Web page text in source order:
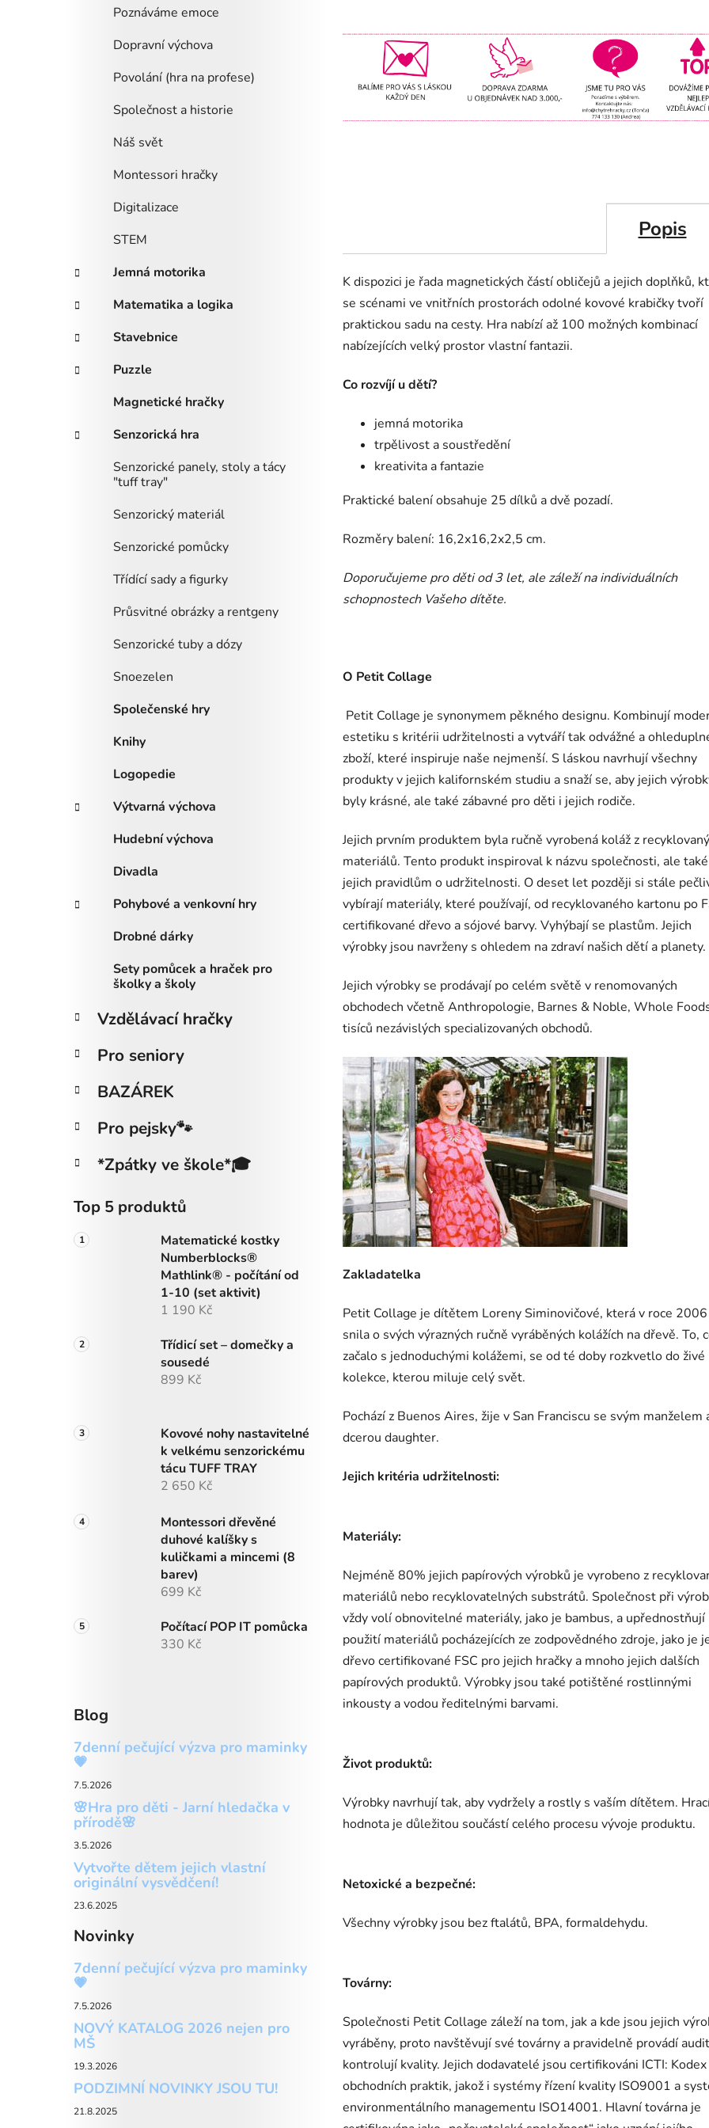
Poznáváme emoce
Dopravní výchova
Povolání (hra na profese)
Společnost a historie
Náš svět
Montessori hračky
Digitalizace
STEM
Jemná motorika
Matematika a logika
Stavebnice
Puzzle
Magnetické hračky
Senzorická hra
Senzorické panely, stoly a tácy
"tuff tray"
Senzorický materiál
Senzorické pomůcky
Třídící sady a figurky
Průsvitné obrázky a rentgeny
Senzorické tuby a dózy
Snoezelen
Společenské hry
Knihy
Logopedie
Výtvarná výchova
Hudební výchova
Divadla
Pohybové a venkovní hry
Drobné dárky
Sety pomůcek a hraček pro
školky a školy
Vzdělávací hračky
Pro seniory
BAZÁREK
Pro pejsky🐾
*Zpátky ve škole*🎓
Top 5 produktů
Matematické kostky
Numberblocks®
Mathlink® - počítání od
1-10 (set aktivit)
1 190 Kč
Třídicí set – domečky a
sousedé
899 Kč
Kovové nohy nastavitelné
k velkému senzorickému
tácu TUFF TRAY
2 650 Kč
Montessori dřevěné
duhové kalíšky s
kuličkami a mincemi (8
barev)
699 Kč
Počítací POP IT pomůcka
330 Kč
Blog
7denní pečující výzva pro maminky
💗
7.5.2026
🌸Hra pro děti - Jarní hledačka v
přírodě🌸
3.5.2026
Vytvořte dětem jejich vlastní
originální vysvědčení!
23.6.2025
Novinky
7denní pečující výzva pro maminky
💗
7.5.2026
NOVÝ KATALOG 2026 nejen pro
MŠ
19.3.2026
PODZIMNÍ NOVINKY JSOU TU!
21.8.2025
Popis
K dispozici je řada magnetických částí obličejů a jejich doplňků,
se scénami ve vnitřních prostorách odolné kovové krabičky tvoří
praktickou sadu na cesty. Hra nabízí až 100 možných kombinací
nabízejících velký prostor vlastní fantazii.
Co rozvíjí u dětí?
jemná motorika
trpělivost a soustředění
kreativita a fantazie
Praktické balení obsahuje 25 dílků a dvě pozadí.
Rozměry balení: 16,2x16,2x2,5 cm.
Doporučujeme pro děti od 3 let, ale záleží na individuálních
schopnostech Vašeho dítěte.
O Petit Collage
Petit Collage je synonymem pěkného designu. Kombinují
estetiku s kritérii udržitelnosti a vytváří tak odvážné a
zboží, které inspiruje naše nejmenší. S láskou navrhují všechny
produkty v jejich kalifornském studiu a snaží se, aby jejich
byly krásné, ale také zábavné pro děti i jejich rodiče.
Jejich prvním produktem byla ručně vyrobená koláž z
materiálů. Tento produkt inspiroval k názvu společnosti, ale
jejich pravidlům o udržitelnosti. O deset let později si stále
vybírají materiály, které používají, od recyklovaného kartonu po
certifikované dřevo a sójové barvy. Vyhýbají se plastům. Jejich
výrobky jsou navrženy s ohledem na zdraví našich dětí a planety.
Jejich výrobky se prodávají po celém světě v renomovaných
obchodech včetně Anthropologie, Barnes & Noble, Whole
tisíců nezávislých specializovaných obchodů.
Zakladatelka
Petit Collage je dítětem Loreny Siminovičové, která v roce 2006
snila o svých výrazných ručně vyráběných kolážích na dřevě. To,
začalo s jednoduchými kolážemi, se od té doby rozkvetlo do živé
kolekce, kterou miluje celý svět.
Pochází z Buenos Aires, žije v San Franciscu se svým manželem
dcerou daughter.
Jejich kritéria udržitelnosti:
Materiály:
Nejméně 80% jejich papírových výrobků je vyrobeno z
materiálů nebo recyklovatelných substrátů. Společnost při
vždy volí obnovitelné materiály, jako je bambus, a upřednostňují
použití materiálů pocházejících ze zodpovědného zdroje, jako je
dřevo certifikované FSC pro jejich hračky a mnoho jejich dalších
papírových produktů. Výrobky jsou také potištěné rostlinnými
inkousty a vodou ředitelnými barvami.
Život produktů:
Výrobky navrhují tak, aby vydržely a rostly s vaším dítětem.
hodnota je důležitou součástí celého procesu vývoje produktu.
Netoxické a bezpečné:
Všechny výrobky jsou bez ftalátů, BPA, formaldehydu.
Továrny:
Společnosti Petit Collage záleží na tom, jak a kde jsou jejich
vyráběny, proto navštěvují své továrny a pravidelně provádí
kontrolují kvality. Jejich dodavatelé jsou certifikováni ICTI: Kodex
obchodních praktik, jakož i systémy řízení kvality ISO9001 a
environmentálního managementu ISO14001. Hlavní továrna je